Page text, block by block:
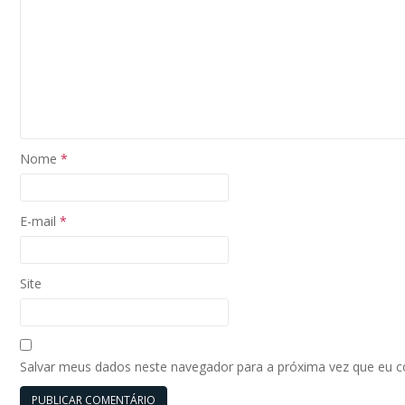
Nome *
E-mail *
Site
Salvar meus dados neste navegador para a próxima vez que eu